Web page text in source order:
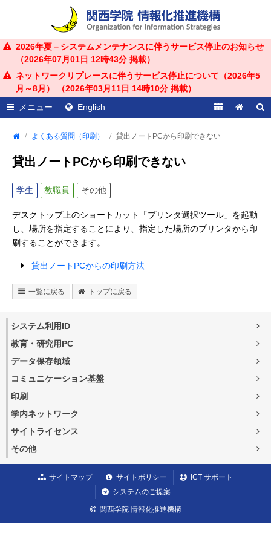
2026年夏－システムメンテナンスに伴うサービス停止のお知らせ
（2026年07月01日 12時43分 掲載）
ネットワークリプレースに伴うサービス停止について（2026年5
月～8月） （2026年03月11日 14時10分 掲載）
メニュー
English
よくある質問（印刷） 貸出ノートPCから印刷できない
貸出ノートPCから印刷できない
学生 教職員 その他
デスクトップ上のショートカット「プリンタ選択ツール」を起動
し、場所を指定することにより、指定した場所のプリンタから印
刷することができます。
貸出ノートPCからの印刷方法
一覧に戻る トップに戻る
システム利用ID
教育・研究用PC
データ保存領域
コミュニケーション基盤
印刷
学内ネットワーク
サイトライセンス
その他
サイトマップ サイトポリシー
ICT サポート
システムのご提案
関西学院 情報化推進機構